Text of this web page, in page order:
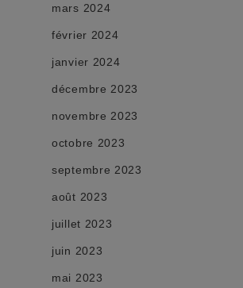
mars 2024
février 2024
janvier 2024
décembre 2023
novembre 2023
octobre 2023
septembre 2023
août 2023
juillet 2023
juin 2023
mai 2023